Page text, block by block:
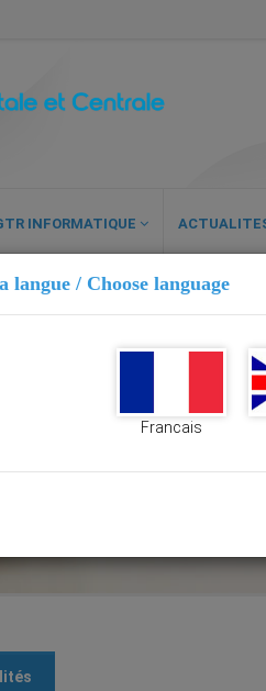
INFORMATIQUE
POUR L’AFRIQUE
langue / Choose language
Francais